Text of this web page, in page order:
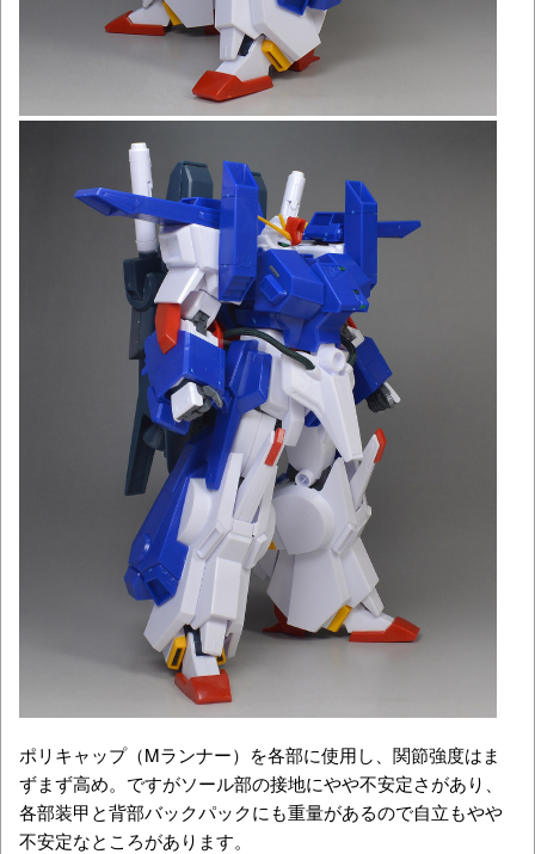
ポリキャップ（Mランナー）を各部に使用し、関節強度はま
ずまず高め。ですがソール部の接地にやや不安定さがあり、
各部装甲と背部バックパックにも重量があるので自立もやや
不安定なところがあります。